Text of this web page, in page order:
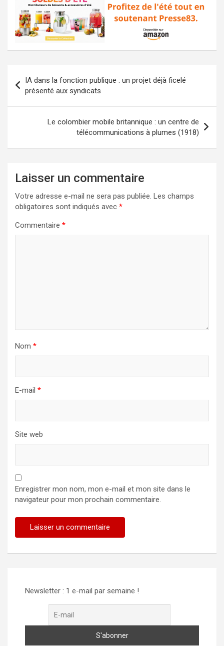
de
l’article
IA dans la fonction publique : un projet déjà ficelé
présenté aux syndicats
Le colombier mobile britannique : un centre de
télécommunications à plumes (1918)
Laisser un commentaire
Votre adresse e-mail ne sera pas publiée. Les champs
obligatoires sont indiqués avec *
Commentaire *
Nom *
E-mail *
Site web
Enregistrer mon nom, mon e-mail et mon site dans le
navigateur pour mon prochain commentaire.
Newsletter : 1 e-mail par semaine !